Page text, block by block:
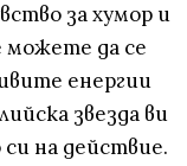
за хумор и
можете да се
енергии
звезда ви
на действие.